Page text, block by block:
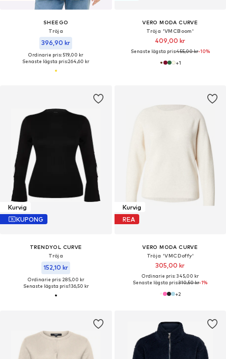
SHEEGO
Tröja
396,90 kr
Ordinarie pris: 519,00 kr
Senaste lägsta pris:264,60 kr
VERO MODA CURVE
Tröja 'VMCBoom'
409,00 kr
Senaste lägsta pris:455,00 kr-10%
+1
Kurvig
KUPONG
TRENDYOL CURVE
Tröja
152,10 kr
Ordinarie pris: 285,00 kr
Senaste lägsta pris:136,50 kr
Kurvig
REA
VERO MODA CURVE
Tröja 'VMCDoffy'
305,00 kr
Ordinarie pris: 345,00 kr
Senaste lägsta pris:310,50 kr-1%
+2